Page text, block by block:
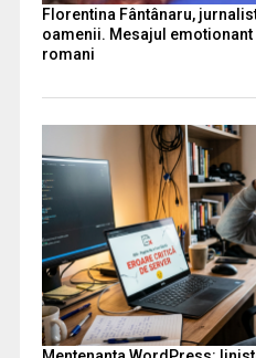
Florentina Fântânaru,
oamenii. Mesajul
romani